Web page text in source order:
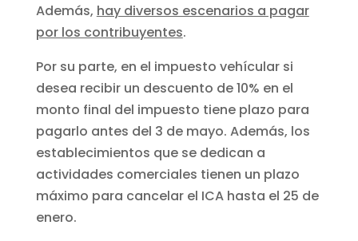
Además, hay diversos escenarios a pagar
por los contribuyentes.
Por su parte, en el impuesto vehícular si
desea recibir un descuento de 10% en el
monto final del impuesto tiene plazo para
pagarlo antes del 3 de mayo. Además, los
establecimientos que se dedican a
actividades comerciales tienen un plazo
máximo para cancelar el ICA hasta el 25 de
enero.